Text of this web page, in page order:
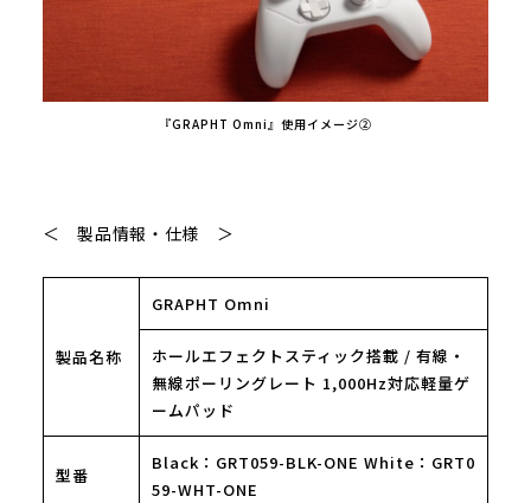
『GRAPHT Omni』使用イメージ②
＜ 製品情報・仕様 ＞
製品名称
GRAPHT Omni
ホールエフェクトスティック搭載 / 有線・
無線ポーリングレート 1,000Hz対応軽量ゲ
ームパッド
型番
Black：GRT059-BLK-ONE White：GRT0
59-WHT-ONE